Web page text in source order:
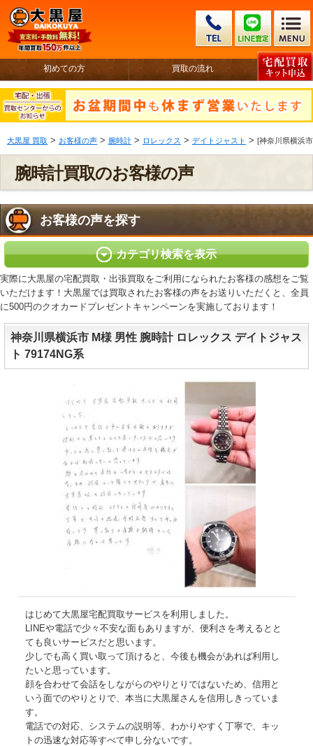
初めての方 買取の流れ
大黒屋 買取 > お客様の声 > 腕時計 > ロレックス > デイトジャスト > [神奈川県横浜
腕時計買取のお客様の声
お客様の声を探す
カテゴリ検索を表示
実際に大黒屋の宅配買取・出張買取をご利用になられたお客様の感想をご覧
いただけます！大黒屋では買取されたお客様の声をお送りいただくと、全員
に500円のクオカードプレゼントキャンペーンを実施しております！
神奈川県横浜市 M様 男性 腕時計 ロレックス デイトジャス
ト 79174NG系
はじめて大黒屋宅配買取サービスを利用しました。
LINEや電話で少々不安な面もありますが、便利さを考えるとと
ても良いサービスだと思います。
少しでも高く買い取って頂けると、今後も機会があれば利用し
たいと思っています。
顔を合わせて会話をしながらのやりとりではないため、信用と
いう面でのやりとりで、本当に大黒屋さんを信用しきっていま
す。
電話での対応、システムの説明等、わかりやすく丁寧で、キッ
トの迅速な対応等すべて申し分ないです。